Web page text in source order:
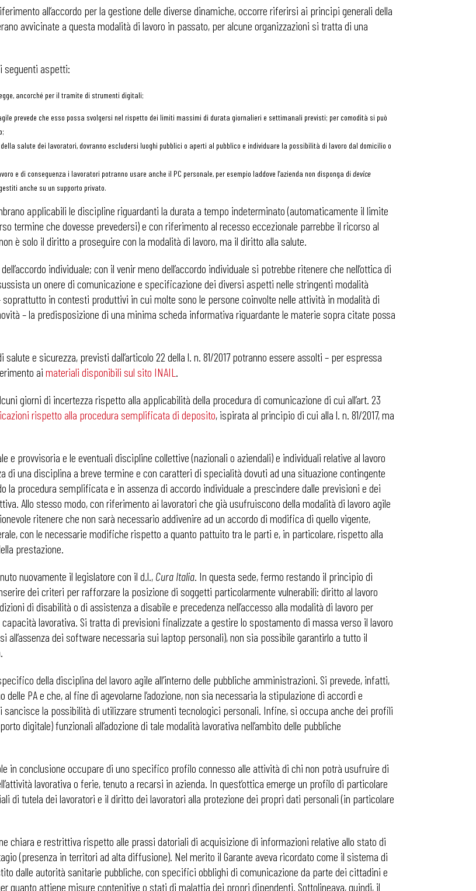
all’accordo per la gestione delle diverse dinamiche, occorre riferirsi ai principi generali della
avvicinate a questa modalità di lavoro in passato, per alcune organizzazioni si tratta di una
seguenti aspetti:
ancorché per il tramite di strumenti digitali;
prevede che esso possa svolgersi nel rispetto dei limiti massimi di durata giornalieri e settimanali previsti; per comodità si può
salute dei lavoratori, dovranno escludersi luoghi pubblici o aperti al pubblico e individuare la possibilità di lavoro dal domicilio o
e di conseguenza i lavoratori potranno usare anche il PC personale, per esempio laddove l’azienda non disponga di device
anche su un supporto privato.
applicabili le discipline riguardanti la durata a tempo indeterminato (automaticamente il limite
termine che dovesse prevedersi) e con riferimento al recesso eccezionale parrebbe il ricorso al
è solo il diritto a proseguire con la modalità di lavoro, ma il diritto alla salute.
individuale; con il venir meno dell’accordo individuale si potrebbe ritenere che nell’ottica di
un onere di comunicazione e specificazione dei diversi aspetti nelle stringenti modalità
soprattutto in contesti produttivi in cui molte sono le persone coinvolte nelle attività in modalità di
– la predisposizione di una minima scheda informativa riguardante le materie sopra citate possa
e sicurezza, previsti dall’articolo 22 della l. n. 81/2017 potranno essere assolti – per espressa
ai materiali disponibili sul sito INAIL .
giorni di incertezza rispetto alla applicabilità della procedura di comunicazione di cui all’art. 23
rispetto alla procedura semplificata di deposito, ispirata al principio di cui alla l. n. 81/2017, ma
e provvisoria e le eventuali discipline collettive (nazionali o aziendali) e individuali relative al lavoro
di una disciplina a breve termine e con caratteri di specialità dovuti ad una situazione contingente
la procedura semplificata e in assenza di accordo individuale a prescindere dalle previsioni e dei
Allo stesso modo, con riferimento ai lavoratori che già usufruiscono della modalità di lavoro agile
ritenere che non sarà necessario addivenire ad un accordo di modifica di quello vigente,
con le necessarie modifiche rispetto a quanto pattuito tra le parti e, in particolare, rispetto alla
prestazione.
nuovamente il legislatore con il d.l., Cura Italia. In questa sede, fermo restando il principio di
dei criteri per rafforzare la posizione di soggetti particolarmente vulnerabili: diritto al lavoro
di disabilità o di assistenza a disabile e precedenza nell’accesso alla modalità di lavoro per
lavorativa. Si tratta di previsioni finalizzate a gestire lo spostamento di massa verso il lavoro
dei software necessaria sui laptop personali), non sia possibile garantirlo a tutto il
della disciplina del lavoro agile all’interno delle pubbliche amministrazioni. Si prevede, infatti,
PA e che, al fine di agevolarne l’adozione, non sia necessaria la stipulazione di accordi e
sancisce la possibilità di utilizzare strumenti tecnologici personali. Infine, si occupa anche dei profili
digitale) funzionali all’adozione di tale modalità lavorativa nell’ambito delle pubbliche
in conclusione occupare di uno specifico profilo connesso alle attività di chi non potrà usufruire di
lavorativa o ferie, tenuto a recarsi in azienda. In quest’ottica emerge un profilo di particolare
di tutela dei lavoratori e il diritto dei lavoratori alla protezione dei propri dati personali (in particolare
chiara e restrittiva rispetto alle prassi datoriali di acquisizione di informazioni relative allo stato di
(presenza in territori ad alta diffusione). Nel merito il Garante aveva ricordato come il sistema di
dalle autorità sanitarie pubbliche, con specifici obblighi di comunicazione da parte dei cittadini e
quanto attiene misure contenitive o stati di malattia dei propri dipendenti. Sottolineava, quindi, il